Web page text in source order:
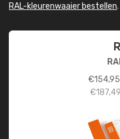
RAL-kleurenwaaier bestellen.
€154,95
€187,49